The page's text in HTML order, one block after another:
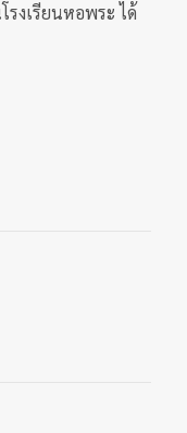
งเรียนหอพระ ได้